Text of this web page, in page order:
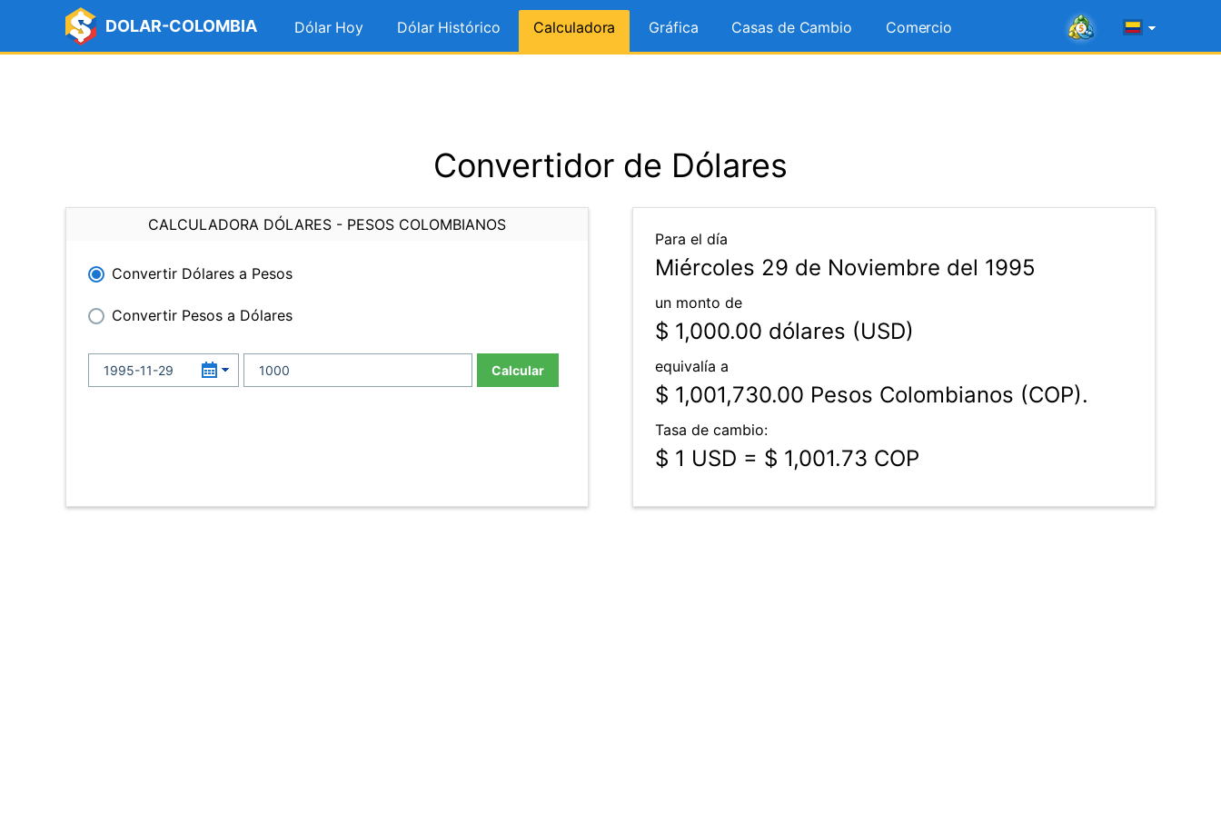
DOLAR-COLOMBIA Dólar Hoy Dólar Histórico Calculadora Gráfica Casas de Cambio Comercio
Convertidor de Dólares
CALCULADORA DÓLARES - PESOS COLOMBIANOS
Convertir Dólares a Pesos
Convertir Pesos a Dólares
Calcular
Para el día
Miércoles 29 de Noviembre del 1995
un monto de
$ 1,000.00 dólares (USD)
equivalía a
$ 1,001,730.00 Pesos Colombianos (COP).
Tasa de cambio:
$ 1 USD = $ 1,001.73 COP